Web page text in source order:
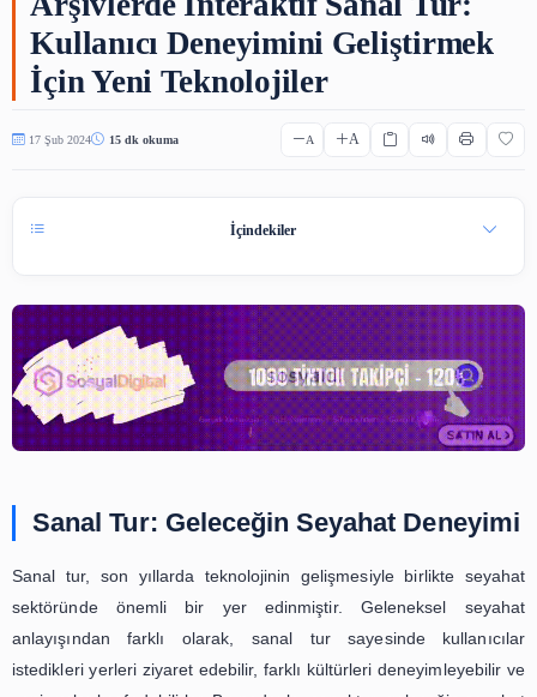
Arşivlerde İnteraktif Sanal
Kullanıcı Deneyimini
İçin Yeni Teknolojiler
17 Şub 2024
İçindekiler
Sanal Tur: Geleceğin Seyahat